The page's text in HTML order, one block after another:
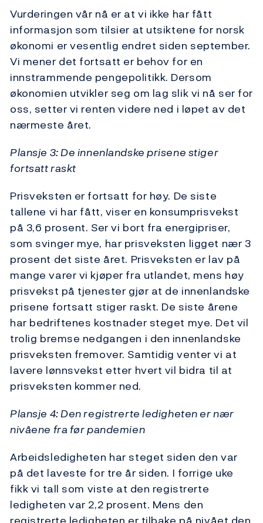
Vurderingen vår nå er at vi ikke har fått
informasjon som tilsier at utsiktene for norsk
økonomi er vesentlig endret siden september.
Vi mener det fortsatt er behov for en
innstrammende pengepolitikk. Dersom
økonomien utvikler seg om lag slik vi nå ser for
oss, setter vi renten videre ned i løpet av det
nærmeste året.
Plansje 3: De innenlandske prisene stiger
fortsatt raskt
Prisveksten er fortsatt for høy. De siste
tallene vi har fått, viser en konsumprisvekst
på 3,6 prosent. Ser vi bort fra energipriser,
som svinger mye, har prisveksten ligget nær 3
prosent det siste året. Prisveksten er lav på
mange varer vi kjøper fra utlandet, mens høy
prisvekst på tjenester gjør at de innenlandske
prisene fortsatt stiger raskt. De siste årene
har bedriftenes kostnader steget mye. Det vil
trolig bremse nedgangen i den innenlandske
prisveksten fremover. Samtidig venter vi at
lavere lønnsvekst etter hvert vil bidra til at
prisveksten kommer ned.
Plansje 4: Den registrerte ledigheten er nær
nivåene fra før pandemien
Arbeidsledigheten har steget siden den var
på det laveste for tre år siden. I forrige uke
fikk vi tall som viste at den registrerte
ledigheten var 2,2 prosent. Mens den